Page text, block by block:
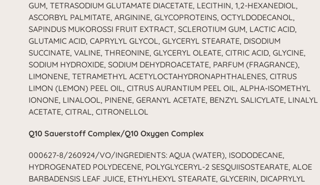
GUM, TETRASODIUM GLUTAMATE DIACETATE, LECITHIN, 1,2-HEXANEDIOL,
ASCORBYL PALMITATE, ARGININE, GLYCOPROTEINS, OCTYLDODECANOL,
SAPINDUS MUKOROSSI FRUIT EXTRACT, SCLEROTIUM GUM, LACTIC ACID,
GLUTAMIC ACID, CAPRYLYL GLYCOL, GLYCERYL STEARATE, DISODIUM
SUCCINATE, VALINE, THREONINE, GLYCERYL OLEATE, CITRIC ACID, GLYCINE,
SODIUM HYDROXIDE, SODIUM DEHYDROACETATE, PARFUM (FRAGRANCE),
LIMONENE, TETRAMETHYL ACETYLOCTAHYDRONAPHTHALENES, CITRUS
LIMON (LEMON) PEEL OIL, CITRUS AURANTIUM PEEL OIL, ALPHA-ISOMETHYL
IONONE, LINALOOL, PINENE, GERANYL ACETATE, BENZYL SALICYLATE, LINALYL
ACETATE, CITRAL, CITRONELLOL
Q10 Sauerstoff Complex/Q10 Oxygen Complex
000627-8/260924/VO/INGREDIENTS: AQUA (WATER), ISODODECANE,
HYDROGENATED POLYDECENE, POLYGLYCERYL-2 SESQUIISOSTEARATE, ALOE
BARBADENSIS LEAF JUICE, ETHYLHEXYL STEARATE, GLYCERIN, DICAPRYLYL